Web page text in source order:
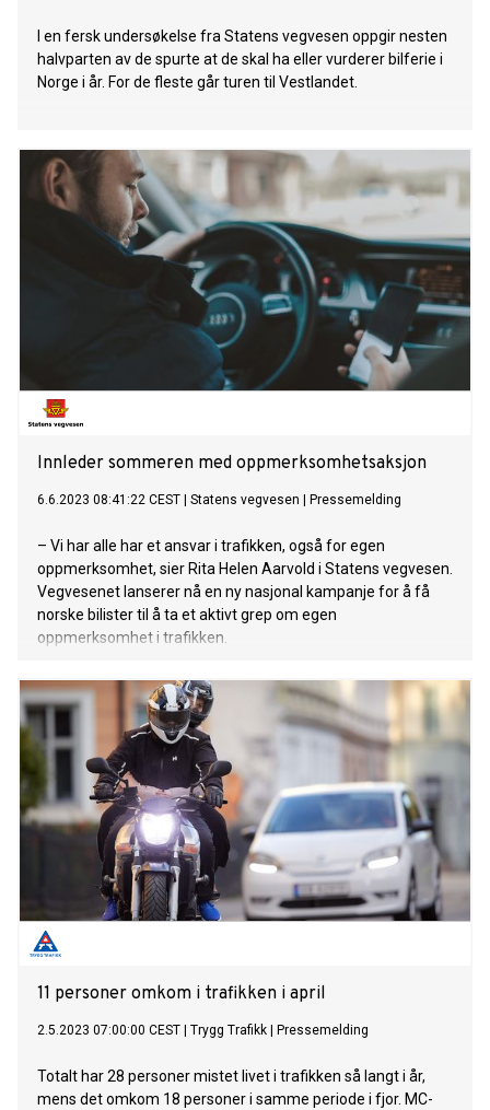
I en fersk undersøkelse fra Statens vegvesen oppgir nesten
halvparten av de spurte at de skal ha eller vurderer bilferie i
Norge i år. For de fleste går turen til Vestlandet.
Innleder sommeren med oppmerksomhetsaksjon
6.6.2023 08:41:22 CEST Statens vegvesen Pressemelding
– Vi har alle har et ansvar i trafikken, også for egen
oppmerksomhet, sier Rita Helen Aarvold i Statens vegvesen.
Vegvesenet lanserer nå en ny nasjonal kampanje for å få
norske bilister til å ta et aktivt grep om egen
oppmerksomhet i trafikken.
11 personer omkom i trafikken i april
2.5.2023 07:00:00 CEST Trygg Trafikk Pressemelding
Totalt har 28 personer mistet livet i trafikken så langt i år,
mens det omkom 18 personer i samme periode i fjor. MC-